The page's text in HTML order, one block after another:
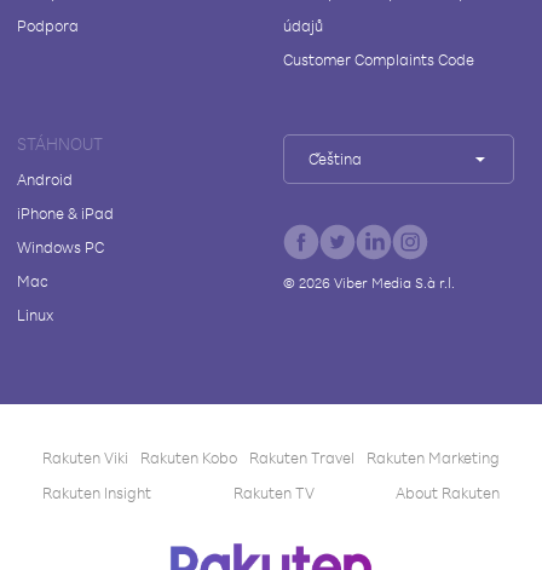
Podpora
údajů
Customer Complaints Code
STÁHNOUT
Android
iPhone & iPad
Windows PC
Mac
Linux
Čeština
© 2026Viber Media S.à r.l.
Rakuten Viki Rakuten Kobo Rakuten Travel
Rakuten Marketing
Rakuten Insight
Rakuten TV About Rakuten